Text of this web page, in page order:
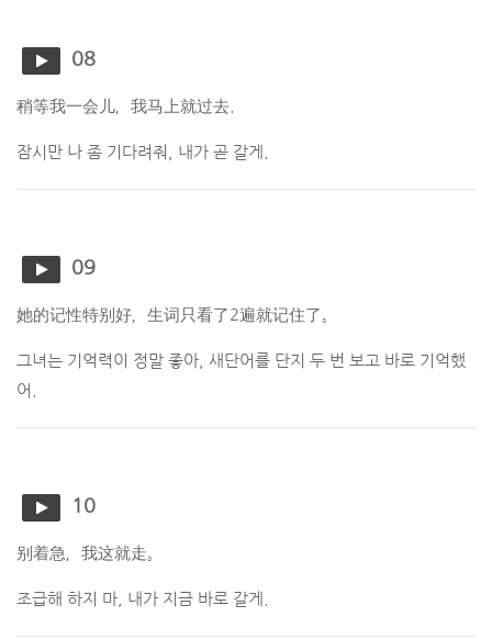
08
稍等我一会儿，我马上就过去.
잠시만 나 좀 기다려줘, 내가 곧 갈게.
09
她的记性特别好，生词只看了2遍就记住了。
그녀는 기억력이 정말 좋아, 새단어를 단지 두 번 보고 바로 기억했
어.
10
别着急，我这就走。
조급해 하지 마, 내가 지금 바로 갈게.